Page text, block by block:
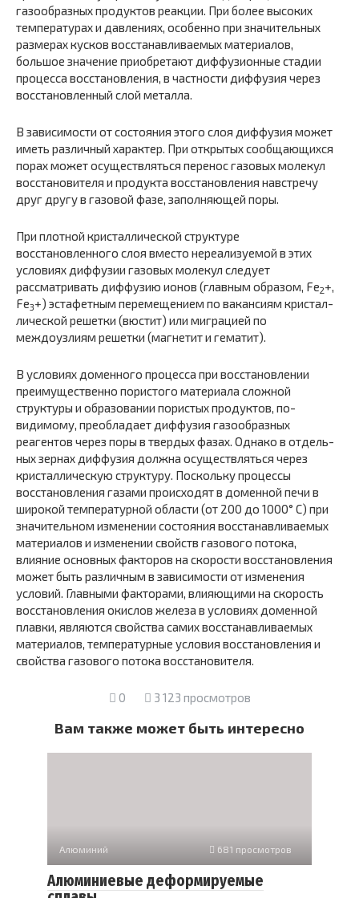
газообразных продуктов реакции. При более высоких
температурах и давлениях, особенно при значительных
размерах кусков восстанавливаемых материалов,
большое зна­чение приобретают диффузионные стадии
процесса восстановле­ния, в частности диффузия через
восстановленный слой ме­талла.
В зависимости от состояния этого слоя диффузия может
иметь различный характер. При открытых сообщающихся
порах может осуществляться перенос газовых молекул
восстановителя и про­дукта восстановления навстречу
друг другу в газовой фазе, за­полняющей поры.
При плотной кристаллической структуре
восстановленного слоя вместо нереализуемой в этих
условиях диффузии газовых молекул следует
рассматривать диффузию ионов (главным обра­зом, Fе2+,
Fe3+) эстафетным перемещением по вакансиям кристал­
лической решетки (вюстит) или миграцией по
междоузлиям ре­шетки (магнетит и гематит).
В условиях доменного процесса при восстановлении
преиму­щественно пористого материала сложной
структуры и образовании пористых продуктов, по-
видимому, преобладает диффузия газо­образных
реагентов через поры в твердых фазах. Однако в отдель­
ных зернах диффузия должна осуществляться через
кристалли­ческую структуру. Поскольку процессы
восстановления газами происходят в доменной печи в
широкой температурной области (от 200 до 1000° С) при
значительном изменении состояния вос­станавливаемых
материалов и изменении свойств газового потока,
влияние основных факторов на скорости восстановления
может быть различным в зависимости от изменения
условий. Главными факторами, влияющими на скорость
восстановления окислов железа в условиях доменной
плавки, являются свойства самих восстанавливаемых
материалов, температурные условия восста­новления и
свойства газового потока восстановителя.
0 3 123 просмотров
Вам также может быть интересно
Алюминий 681 просмотров
Алюминиевые деформируемые